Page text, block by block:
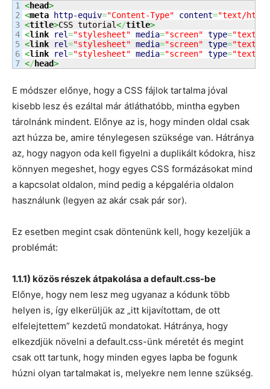
1
2
3
4
5
6
<head>
<meta http-equiv="Content-Type" content="text/html;
<title>CSS tutorial</title>
<link rel="stylesheet" media="screen" type="text/
<link rel="stylesheet" media="screen" type="text/
<link rel="stylesheet" media="screen" type="text/
</ head>
E módszer előnye, hogy a CSS fájlok tartalma jóval
kisebb lesz és ezáltal már átláthatóbb, mintha egyben
tárolnánk mindent. Előnye az is, hogy minden oldal csak
azt húzza be, amire ténylegesen szüksége van. Hátránya
az, hogy nagyon oda kell figyelni a duplikált kódokra, hisz
könnyen megeshet, hogy egyes CSS formázásokat mind
a kapcsolat oldalon, mind pedig a képgaléria oldalon
használunk (legyen az akár csak pár sor).
Ez esetben megint csak döntenünk kell, hogy kezeljük a
problémát:
1.1.1) közös részek átpakolása a default.css-be
Előnye, hogy nem lesz meg ugyanaz a kódunk több
helyen is, így elkerüljük az „itt kijavítottam, de ott
elfelejtettem” kezdetű mondatokat. Hátránya, hogy
elkezdjük növelni a default.css-ünk méretét és megint
csak ott tartunk, hogy minden egyes lapba be fogunk
húzni olyan tartalmakat is, melyekre nem lenne szükség.